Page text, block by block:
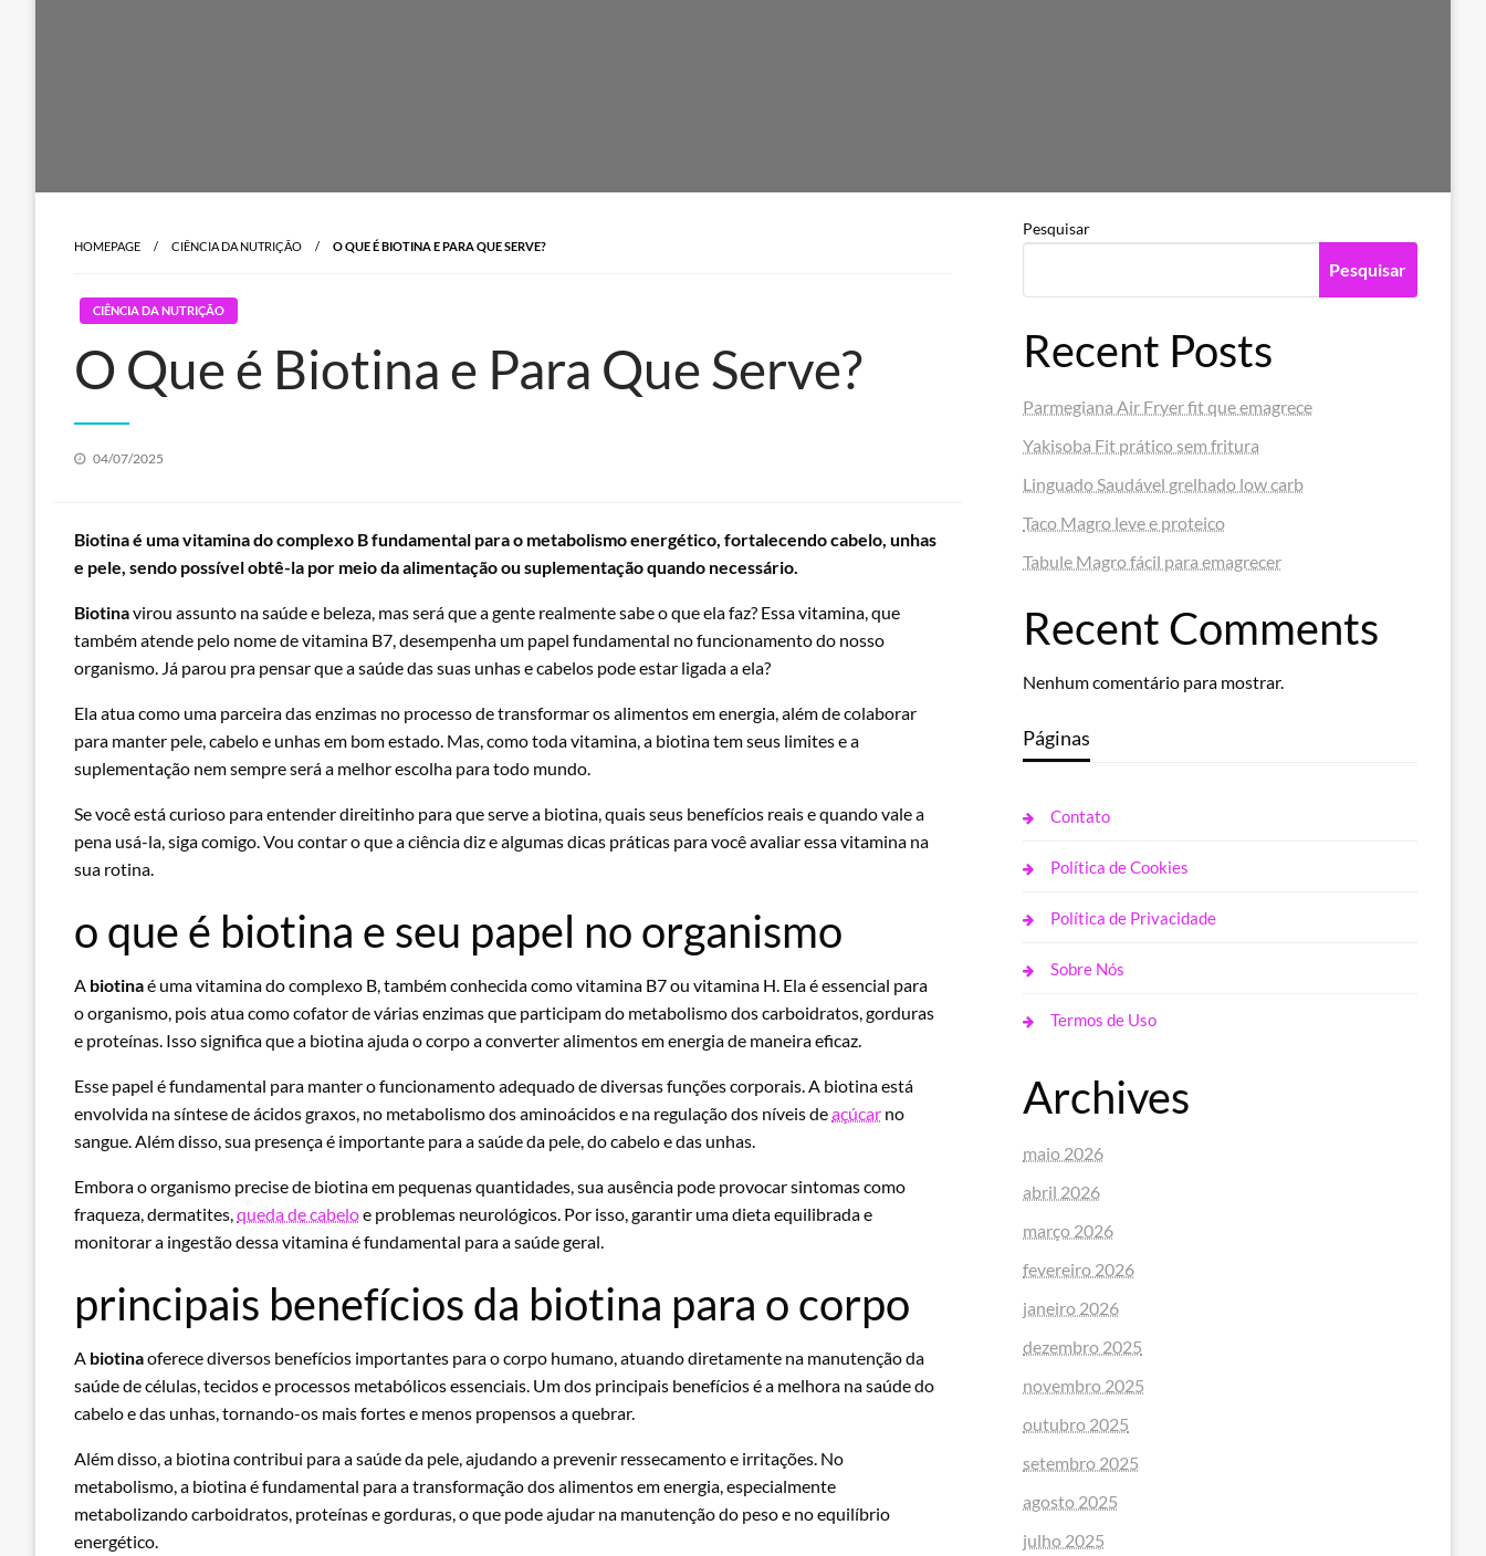
HOMEPAGE CIÊNCIA DA NUTRIÇÃO O QUE É BIOTINA E PARA QUE SERVE?
CIÊNCIA DA NUTRIÇÃO
O Que é Biotina e Para Que Serve?
Posted
04/07/2025
Biotina é uma vitamina do complexo B fundamental para o metabolismo energético, fortalecendo cabelo, unhas
e pele, sendo possível obtê-la por meio da alimentação ou suplementação quando necessário.
Biotinavirou assunto na saúde e beleza, mas será que a gente realmente sabe o que ela faz? Essa vitamina, que
também atende pelo nome de vitamina B7, desempenha um papel fundamental no funcionamento do nosso
organismo. Já parou pra pensar que a saúde das suas unhas e cabelos pode estar ligada a ela?
Ela atua como uma parceira das enzimas no processo de transformar os alimentos em energia, além de colaborar
para manter pele, cabelo e unhas em bom estado. Mas, como toda vitamina, a biotina tem seus limites e a
suplementação nem sempre será a melhor escolha para todo mundo.
Se você está curioso para entender direitinho para que serve a biotina, quais seus benefícios reais e quando vale a
pena usá-la, siga comigo. Vou contar o que a ciência diz e algumas dicas práticas para você avaliar essa vitamina na
sua rotina.
o que é biotina e seu papel no organismo
A biotinaé uma vitamina do complexo B, também conhecida como vitamina B7 ou vitamina H. Ela é essencial para
o organismo, pois atua como cofator de várias enzimas que participam do metabolismo dos carboidratos, gorduras
e proteínas. Isso significa que a biotina ajuda o corpo a converter alimentos em energia de maneira eficaz.
Esse papel é fundamental para manter o funcionamento adequado de diversas funções corporais. A biotina está
envolvida na síntese de ácidos graxos, no metabolismo dos aminoácidos e na regulação dos níveis deaçúcar no
sangue. Além disso, sua presença é importante para a saúde da pele, do cabelo e das unhas.
Embora o organismo precise de biotina em pequenas quantidades, sua ausência pode provocar sintomas como
fraqueza, dermatites,queda de cabeloe problemas neurológicos. Por isso, garantir uma dieta equilibrada e
monitorar a ingestão dessa vitamina é fundamental para a saúde geral.
principais benefícios da biotina para o corpo
A biotinaoferece diversos benefícios importantes para o corpo humano, atuando diretamente na manutenção da
saúde de células, tecidos e processos metabólicos essenciais. Um dos principais benefícios é a melhora na saúde do
cabelo e das unhas, tornando-os mais fortes e menos propensos a quebrar.
Além disso, a biotina contribui para a saúde da pele, ajudando a prevenir ressecamento e irritações. No
metabolismo, a biotina é fundamental para a transformação dos alimentos em energia, especialmente
metabolizando carboidratos, proteínas e gorduras, o que pode ajudar na manutenção do peso e no equilíbrio
energético.
Pesquisar
Pesquisar
Recent Posts
Parmegiana Air Fryer fit que emagrece
Yakisoba Fit prático sem fritura
Linguado Saudável grelhado low carb
Taco Magro leve e proteico
Tabule Magro fácil para emagrecer
Recent Comments
Nenhum comentário para mostrar.
Páginas
Contato
Política de Cookies
Política de Privacidade
Sobre Nós
Termos de Uso
Archives
maio 2026
abril 2026
março 2026
fevereiro 2026
janeiro 2026
dezembro 2025
novembro 2025
outubro 2025
setembro 2025
agosto 2025
julho 2025